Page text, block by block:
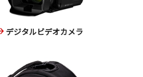
デジタルビデオカメラ